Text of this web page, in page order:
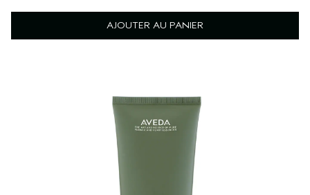
AJOUTER AU PANIER